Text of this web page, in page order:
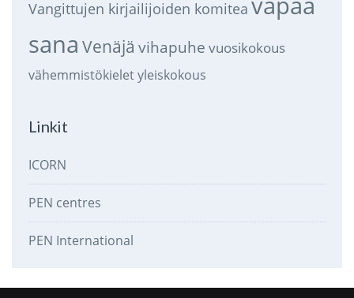
Vangittujen kirjailijoiden komitea
sana Venäjä vihapuhe vuosikokous
vähemmistökieletyleiskokous
Linkit
ICORN
PEN centres
PEN International